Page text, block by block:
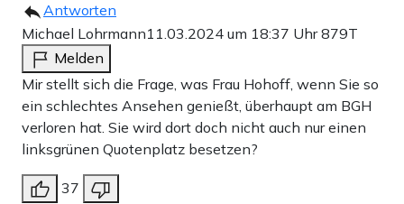
Antworten
Michael Lohrmann11.03.2024 um 18:37 Uhr879T
Melden
Mir stellt sich die Frage, was Frau Hohoff, wenn Sie so
ein schlechtes Ansehen genießt, überhaupt am BGH
verloren hat. Sie wird dort doch nicht auch nur einen
linksgrünen Quotenplatz besetzen?
37